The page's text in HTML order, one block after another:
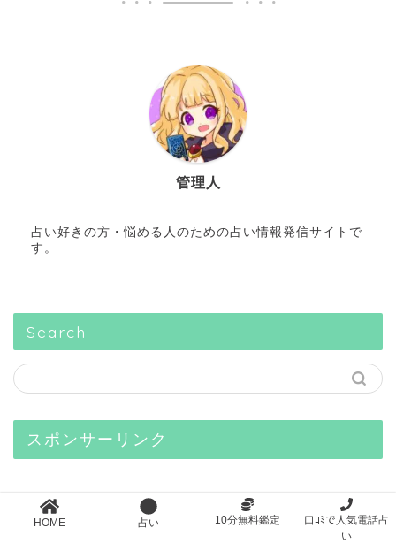
管理人
占い好きの方・悩める人のための占い情報発信サイトで
す。
Search
スポンサーリンク
HOME 占い 10分無料鑑定
口ｺﾐで人気電話占
い